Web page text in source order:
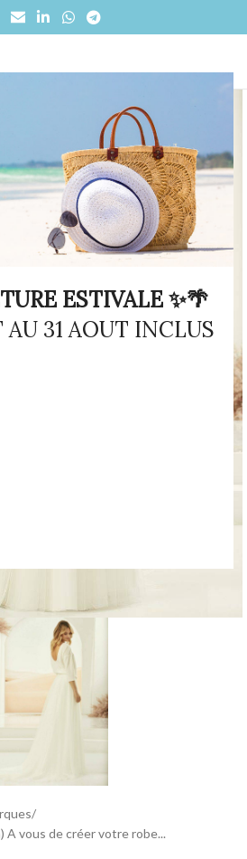
ESTIVALE ✨🌴
31 AOUT INCLUS
/
A vous de créer votre robe...